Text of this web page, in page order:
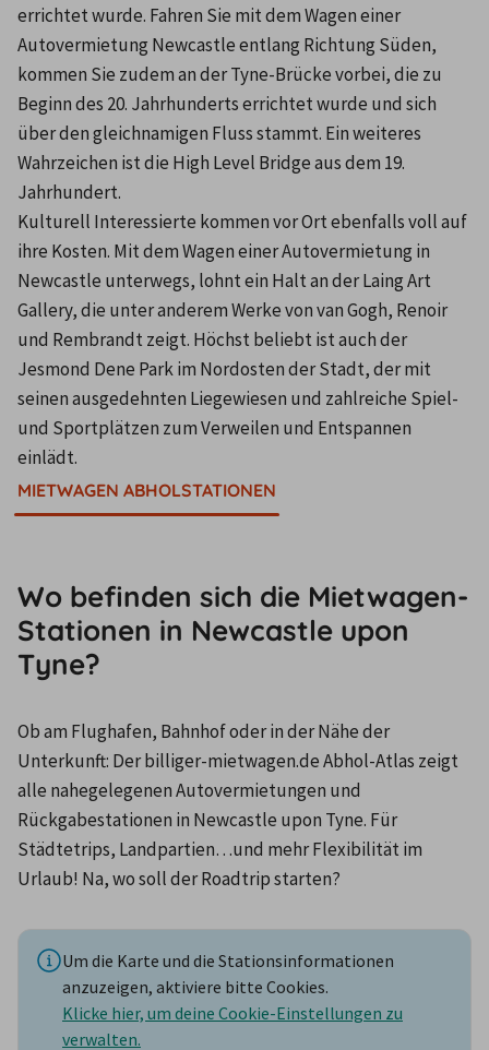
errichtet wurde. Fahren Sie mit dem Wagen einer
Autovermietung Newcastle entlang Richtung Süden,
kommen Sie zudem an der Tyne-Brücke vorbei, die zu
Beginn des 20. Jahrhunderts errichtet wurde und sich
über den gleichnamigen Fluss stammt. Ein weiteres
Wahrzeichen ist die High Level Bridge aus dem 19.
Jahrhundert.
Kulturell Interessierte kommen vor Ort ebenfalls voll auf
ihre Kosten. Mit dem Wagen einer Autovermietung in
Newcastle unterwegs, lohnt ein Halt an der Laing Art
Gallery, die unter anderem Werke von van Gogh, Renoir
und Rembrandt zeigt. Höchst beliebt ist auch der
Jesmond Dene Park im Nordosten der Stadt, der mit
seinen ausgedehnten Liegewiesen und zahlreiche Spiel-
und Sportplätzen zum Verweilen und Entspannen
einlädt.
MIETWAGEN ABHOLSTATIONEN
Wo befinden sich die Mietwagen-
Stationen in Newcastle upon
Tyne?
Ob am Flughafen, Bahnhof oder in der Nähe der
Unterkunft: Der billiger-mietwagen.de Abhol-Atlas zeigt
alle nahegelegenen Autovermietungen und
Rückgabestationen in Newcastle upon Tyne. Für
Städtetrips, Landpartien…und mehr Flexibilität im
Urlaub! Na, wo soll der Roadtrip starten?
Um die Karte und die Stationsinformationen
anzuzeigen, aktiviere bitte Cookies.
Klicke hier, um deine Cookie-Einstellungen zu
verwalten.